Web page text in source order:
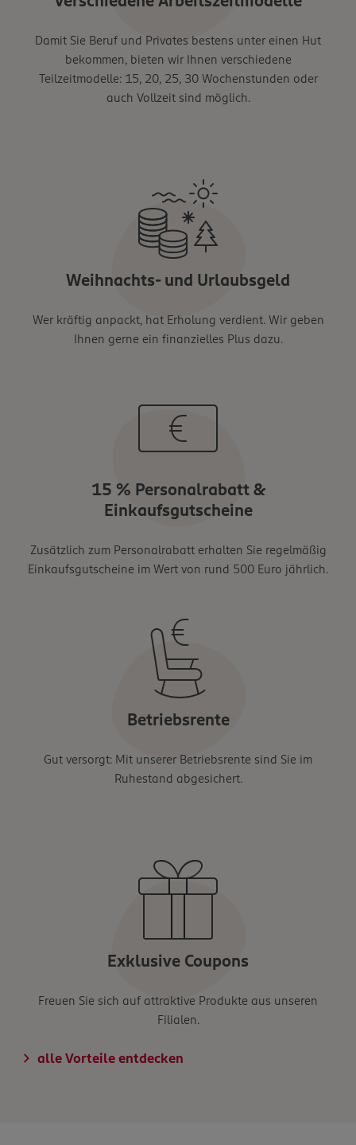
Damit Sie Beruf und Privates bestens unter einen Hut
bekommen, bieten wir Ihnen verschiedene
Teilzeitmodelle: 15, 20, 25, 30 Wochenstunden oder
auch Vollzeit sind möglich.
Weihnachts- und Urlaubsgeld
Wer kräftig anpackt, hat Erholung verdient. Wir geben
Ihnen gerne ein finanzielles Plus dazu.
15 % Personalrabatt &
Einkaufsgutscheine
Zusätzlich zum Personalrabatt erhalten Sie regelmäßig
Einkaufsgutscheine im Wert von rund 500 Euro jährlich.
Betriebsrente
Gut versorgt: Mit unserer Betriebsrente sind Sie im
Ruhestand abgesichert.
Exklusive Coupons
Freuen Sie sich auf attraktive Produkte aus unseren
Filialen.
alle Vorteile entdecken